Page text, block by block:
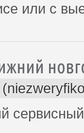
или с